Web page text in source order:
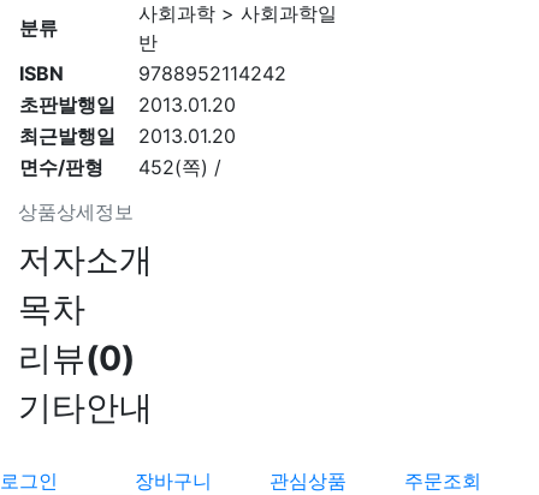
상품상세정보
분류
사회과학 > 사회과학일
반
ISBN
9788952114242
초판발행일
2013.01.20
최근발행일
2013.01.20
면수/판형
452(쪽) /
저자소개
목차
리뷰(0)
기타안내
로그인 장바구니 관심상품
주문조회